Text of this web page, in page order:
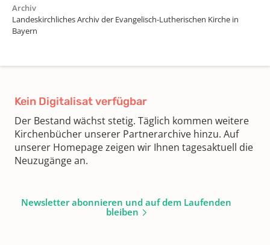
Archiv
Landeskirchliches Archiv der Evangelisch-Lutherischen Kirche in
Bayern
Kein Digitalisat verfügbar
Der Bestand wächst stetig. Täglich kommen weitere
Kirchenbücher unserer Partnerarchive hinzu. Auf
unserer Homepage zeigen wir Ihnen tagesaktuell die
Neuzugänge an.
Newsletter abonnieren und auf dem Laufenden
bleiben